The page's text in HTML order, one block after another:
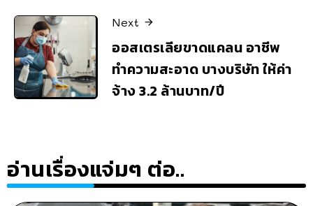
Next
ออสเตรเลียขาดแคลน อาชีพ
ทำความสะอาด บางบริษัท ให้ค่า
จ้าง 3.2 ล้านบาท/ปี
อ่านเรื่องแจ่มๆ ต่อ..